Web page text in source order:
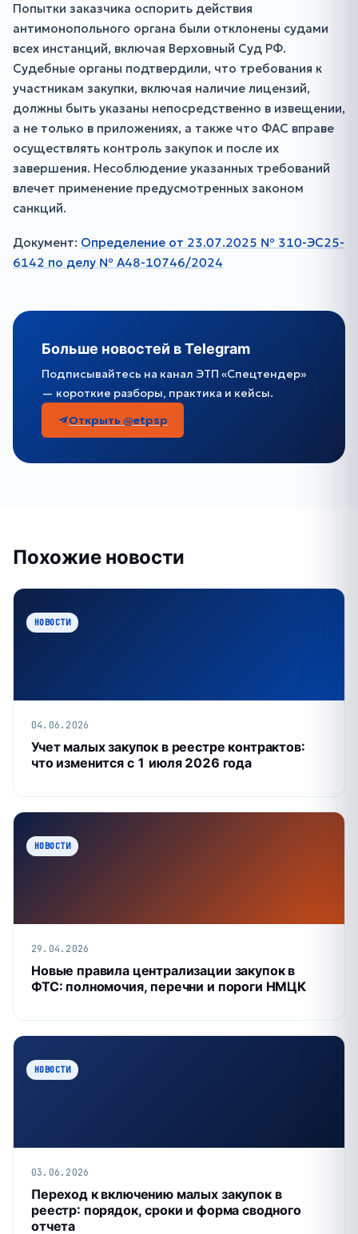
Попытки заказчика оспорить действия
антимонопольного органа были отклонены судами
всех инстанций, включая Верховный Суд РФ.
Судебные органы подтвердили, что требования к
участникам закупки, включая наличие лицензий,
должны быть указаны непосредственно в извещении,
а не только в приложениях, а также что ФАС вправе
осуществлять контроль закупок и после их
завершения. Несоблюдение указанных требований
влечет применение предусмотренных законом
санкций.
Документ: Определение от 23.07.2025 № 310-ЭС25-
6142 по делу № А48-10746/2024
Больше новостей в Telegram
Подписывайтесь на канал ЭТП «Спецтендер»
— короткие разборы, практика и кейсы.
Открыть @etpsp
Похожие новости
НОВОСТИ
04.06.2026
Учет малых закупок в реестре контрактов:
что изменится с 1 июля 2026 года
НОВОСТИ
29.04.2026
Новые правила централизации закупок в
ФТС: полномочия, перечни и пороги НМЦК
НОВОСТИ
03.06.2026
Переход к включению малых закупок в
реестр: порядок, сроки и форма сводного
отчета